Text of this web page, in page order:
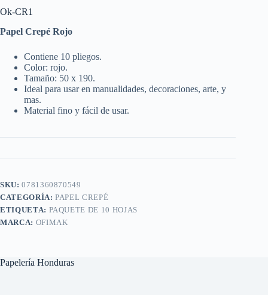
Ok-CR1
Papel Crepé Rojo
Contiene 10 pliegos.
Color: rojo.
Tamaño: 50 x 190.
Ideal para usar en manualidades, decoraciones, arte, y
mas.
Material fino y fácil de usar.
SKU:0781360870549
CATEGORÍA:PAPEL CREPÉ
ETIQUETA: PAQUETE DE 10 HOJAS
MARCA: OFIMAK
Papelería Honduras